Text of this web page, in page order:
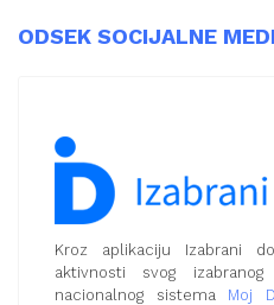
ODSEK SOCIJALNE
Kroz aplikaciju Izabrani
aktivnosti svog
nacionalnog sistema Moj